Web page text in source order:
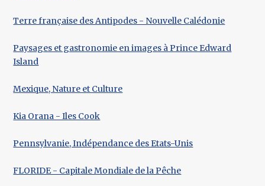
Terre française des Antipodes - Nouvelle Calédonie
Paysages et gastronomie en images à Prince Edward
Island
Mexique, Nature et Culture
Kia Orana - Iles Cook
Pennsylvanie, Indépendance des Etats-Unis
FLORIDE - Capitale Mondiale de la Pêche